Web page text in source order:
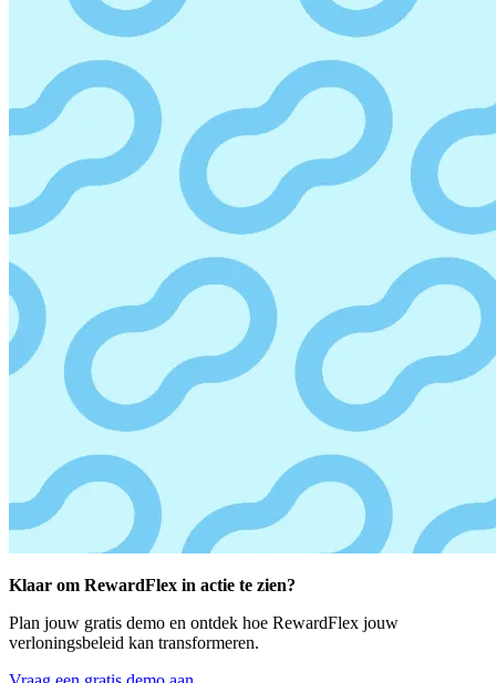
Klaar om RewardFlex in actie te zien?
Plan jouw gratis demo en ontdek hoe RewardFlex jouw
verloningsbeleid kan transformeren.